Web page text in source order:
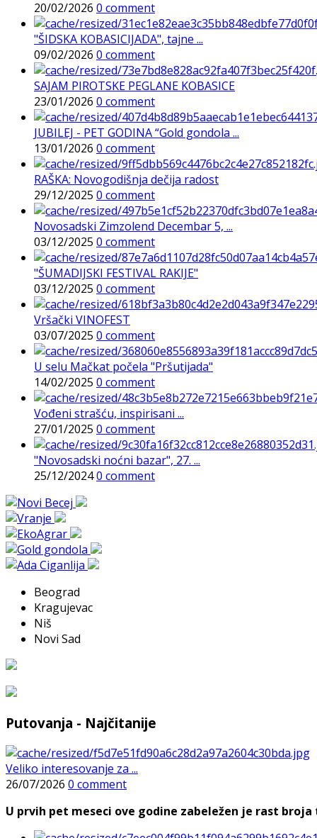
20/02/2026 0 comment
"ŠIDSKA KOBASICIJADA", tajne ...
09/02/2026 0 comment
SAJAM PIROTSKE PEGLANE KOBASICE
23/01/2026 0 comment
JUBILEJ - PET GODINA “Gold gondola ...
13/01/2026 0 comment
RAŠKA: Novogodišnja dečija radost
29/12/2025 0 comment
Novosadski Zimzolend Decembar 5, ...
03/12/2025 0 comment
"ŠUMADIJSKI FESTIVAL RAKIJE"
03/12/2025 0 comment
Vršački VINOFEST
03/07/2025 0 comment
U selu Mačkat počela "Pršutijada"
14/02/2025 0 comment
Vođeni strašću, inspirisani ...
27/01/2025 0 comment
"Novosadski noćni bazar", 27. ...
25/12/20240 comment
Beograd
Kragujevac
Niš
Novi Sad
Putovanja - Najčitanije
Veliko interesovanje za ...
26/07/2026 0 comment
U prvih pet meseci ove godine zabeležen je rast